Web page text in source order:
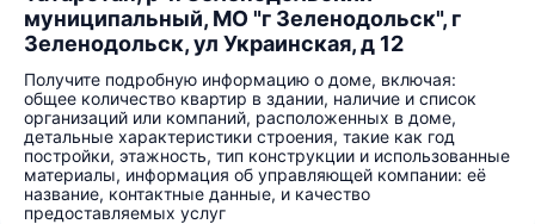
муниципальный, МО "г Зеленодольск", г
Зеленодольск, ул Украинская, д 12
Получите подробную информацию о доме, включая:
общее количество квартир в здании, наличие и список
организаций или компаний, расположенных в доме,
детальные характеристики строения, такие как год
постройки, этажность, тип конструкции и использованные
материалы, информация об управляющей компании: её
название, контактные данные, и качество
предоставляемых услуг